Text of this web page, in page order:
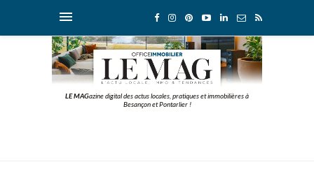
LE MAGazine digital des actus locales, pratiques et immobilières à
Besançon et Pontarlier !